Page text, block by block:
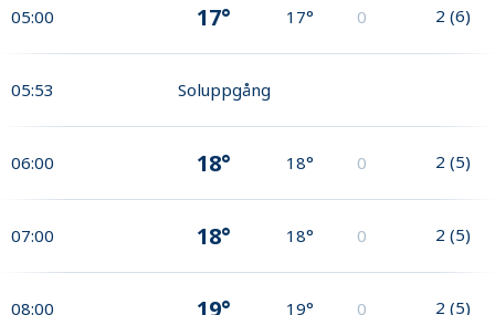
05:00 17° 17° 0 2 (6)
05:53 Soluppgång
06:00 18° 18° 0 2 (5)
07:00 18° 18° 0 2 (5)
08:00 19° 19° 0 2 (5)